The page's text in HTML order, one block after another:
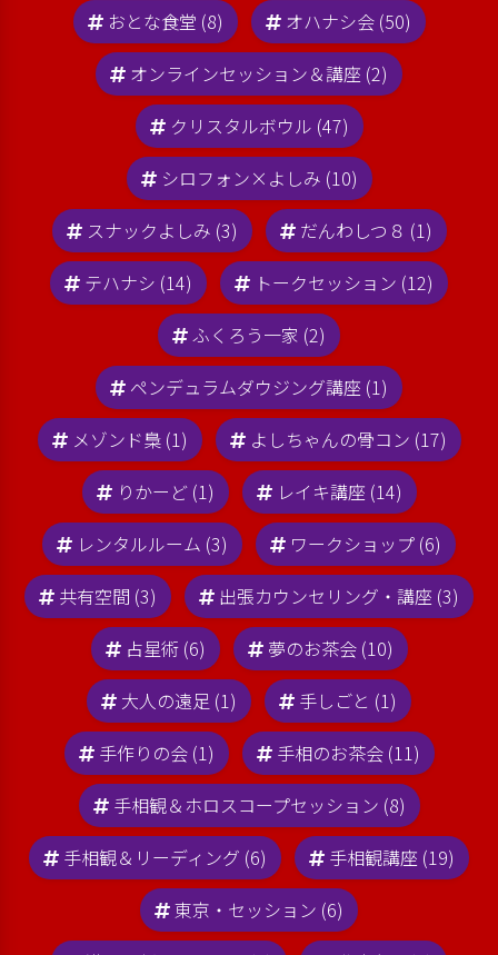
おとな食堂 (8)
オハナシ会 (50)
オンラインセッション＆講座 (2)
クリスタルボウル (47)
シロフォン×よしみ (10)
スナックよしみ (3)
だんわしつ８ (1)
テハナシ (14)
トークセッション (12)
ふくろう一家 (2)
ペンデュラムダウジング講座 (1)
メゾンド梟 (1)
よしちゃんの骨コン (17)
りかーど (1)
レイキ講座 (14)
レンタルルーム (3)
ワークショップ (6)
共有空間 (3)
出張カウンセリング・講座 (3)
占星術 (6)
夢のお茶会 (10)
大人の遠足 (1)
手しごと (1)
手作りの会 (1)
手相のお茶会 (11)
手相観＆ホロスコープセッション (8)
手相観＆リーディング (6)
手相観講座 (19)
東京・セッション (6)